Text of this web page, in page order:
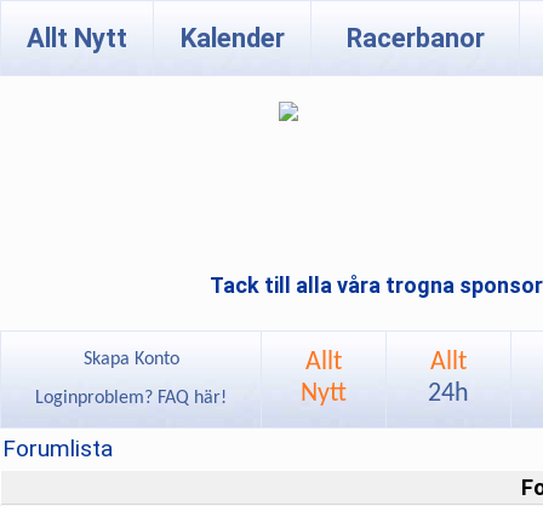
Allt Nytt Kalender Racerbanor
Tack till alla våra trogna
Skapa Konto
Loginproblem? FAQ här!
Allt
Nytt
Allt
24h
Forumlista